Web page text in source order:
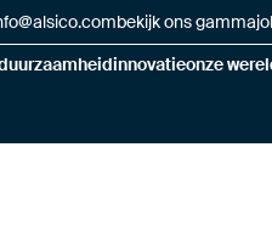
innovatieonze
bekijk ons gamma